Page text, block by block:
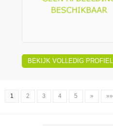
BEKIJK VOLLEDIG PROFIEL
1 2 3 4 5 » »»